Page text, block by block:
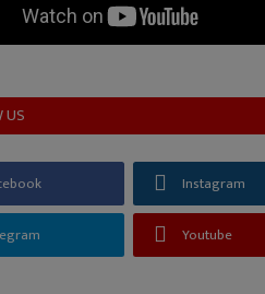
US
Instagram
Youtube